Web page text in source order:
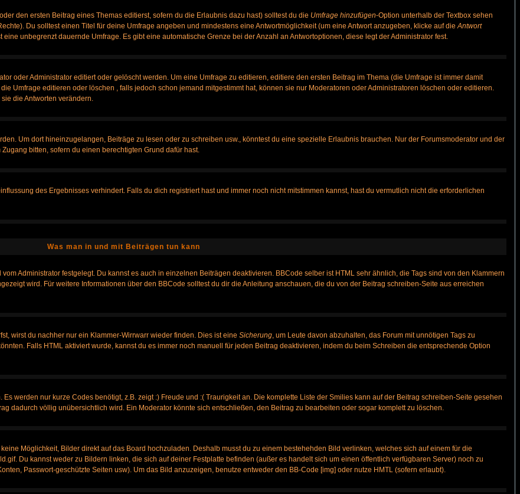
den ersten Beitrag eines Themas editierst, sofern du die Erlaubnis dazu hast) solltest du die Umfrage hinzufügen-Option unterhalb der Textbox sehen
Du solltest einen Titel für deine Umfrage angeben und mindestens eine Antwortmöglichkeit (um eine Antwort anzugeben, klicke auf dieAntwort
unbegrenzt dauernde Umfrage. Es gibt eine automatische Grenze bei der Anzahl an Antwortoptionen, diese legt der Administrator fest.
oder Administrator editiert oder gelöscht werden. Um eine Umfrage zu editieren, editiere den ersten Beitrag im Thema (die Umfrage ist immer damit
Umfrage editieren oder löschen , falls jedoch schon jemand mitgestimmt hat, können sie nur Moderatoren oder Administratoren löschen oder editieren.
die Antworten verändern.
Um dort hineinzugelangen, Beiträge zu lesen oder zu schreiben usw., könntest du eine spezielle Erlaubnis brauchen. Nur der Forumsmoderator und der
bitten, sofern du einen berechtigten Grund dafür hast.
des Ergebnisses verhindert. Falls du dich registriert hast und immer noch nicht mitstimmen kannst, hast du vermutlich nicht die erforderlichen
Was man in und mit Beiträgen tun kann
Administrator festgelegt. Du kannst es auch in einzelnen Beiträgen deaktivieren. BBCode selber ist HTML sehr ähnlich, die Tags sind von den Klammern
wird. Für weitere Informationen über den BBCode solltest du dir die Anleitung anschauen, die du von der Beitrag schreiben-Seite aus erreichen
wirst du nachher nur ein Klammer-Wirrwarr wieder finden. Dies ist eine Sicherung, um Leute davon abzuhalten, das Forum mit unnötigen Tags zu
Falls HTML aktiviert wurde, kannst du es immer noch manuell für jeden Beitrag deaktivieren, indem du beim Schreiben die entsprechende Option
werden nur kurze Codes benötigt, z.B. zeigt :) Freude und :( Traurigkeit an. Die komplette Liste der Smilies kann auf der Beitrag schreiben-Seite gesehen
dadurch völlig unübersichtlich wird. Ein Moderator könnte sich entschließen, den Beitrag zu bearbeiten oder sogar komplett zu löschen.
Möglichkeit, Bilder direkt auf das Board hochzuladen. Deshalb musst du zu einem bestehehden Bild verlinken, welches sich auf einem für die
Du kannst weder zu Bildern linken, die sich auf deiner Festplatte befinden (außer es handelt sich um einen öffentlich verfügbaren Server) noch zu
Passwort-geschützte Seiten usw). Um das Bild anzuzeigen, benutze entweder den BB-Code [img] oder nutze HMTL (sofern erlaubt).